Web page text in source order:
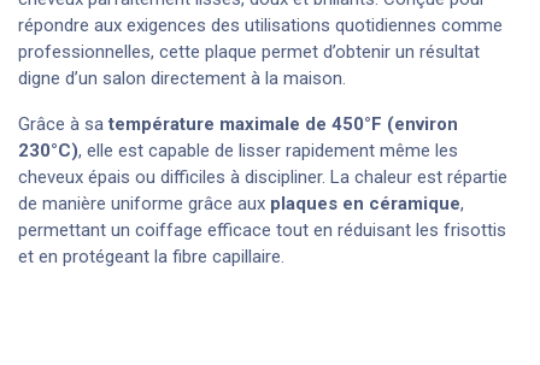
répondre aux exigences des utilisations quotidiennes comme
professionnelles, cette plaque permet d’obtenir un résultat
digne d’un salon directement à la maison.
Grâce à satempérature maximale de 450°F (environ
230°C), elle est capable de lisser rapidement même les
cheveux épais ou difficiles à discipliner. La chaleur est répartie
de manière uniforme grâce aux plaques en céramique,
permettant un coiffage efficace tout en réduisant les frisottis
et en protégeant la fibre capillaire.